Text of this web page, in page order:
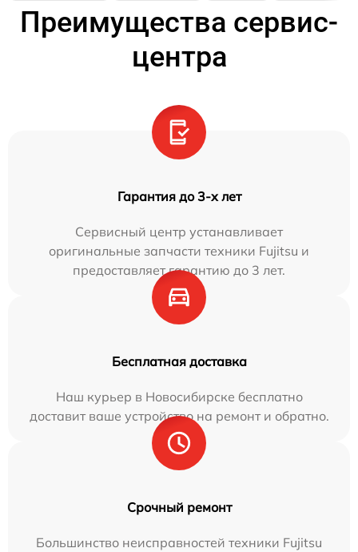
Преимущества сервис-
центра
Гарантия до 3-х лет
Сервисный центр устанавливает
оригинальные запчасти техники Fujitsu и
предоставляет гарантию до 3 лет.
Бесплатная доставка
Наш курьер в Новосибирске бесплатно
доставит ваше устройство на ремонт и обратно.
Срочный ремонт
Большинство неисправностей техники Fujitsu